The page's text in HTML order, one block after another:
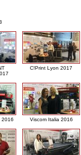
C!Print Lyon 2017
2016 Viscom Italia 2016